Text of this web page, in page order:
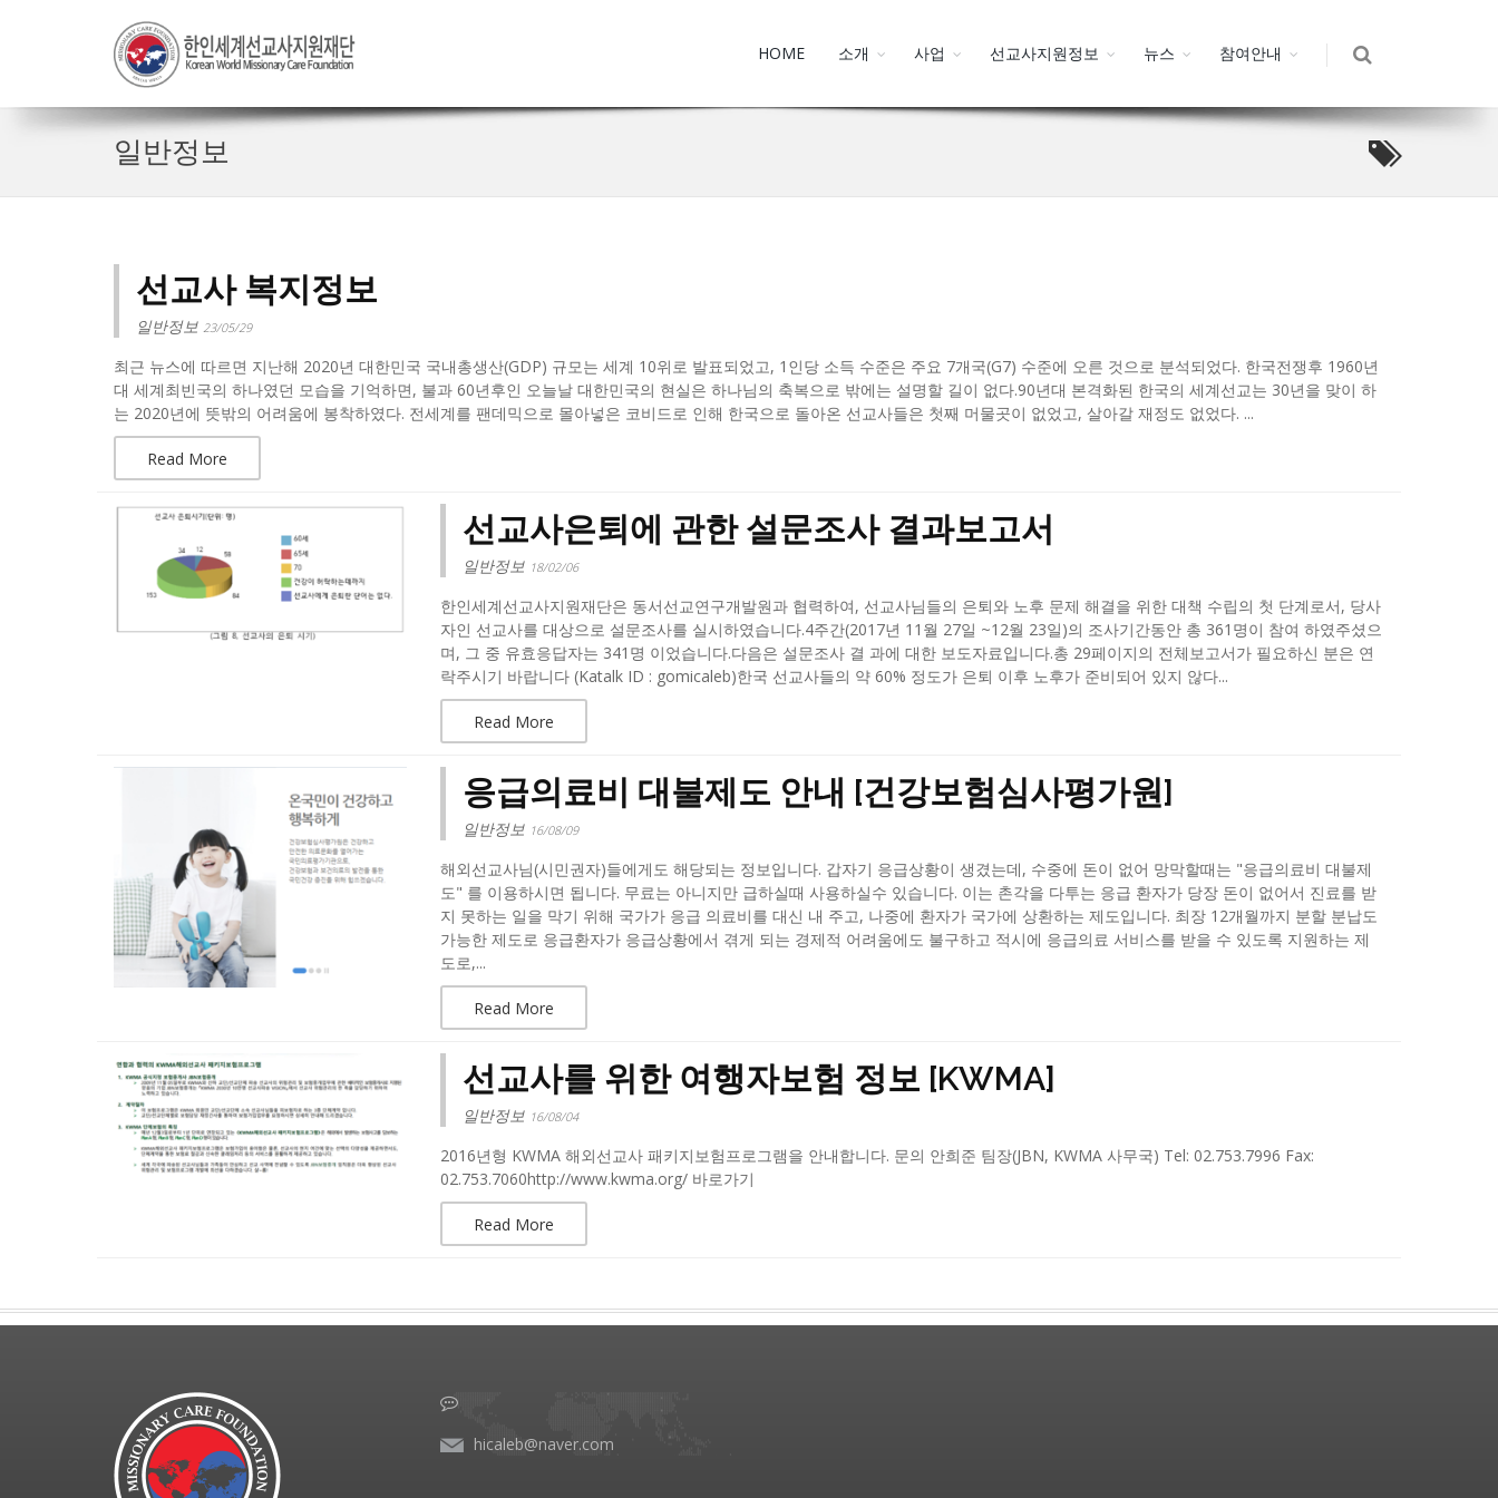
HOME 소개 사업 선교사지원정보 뉴스 참여안내
일반정보
선교사 복지정보
일반정보 23/05/29
최근 뉴스에 따르면 지난해 2020년 대한민국 국내총생산(GDP) 규모는 세계 10위로 발표되었고, 1인당 소득 수준은 주요 7개국(G7) 수준에 오른 것으로 분석되었다. 한국전쟁후 1960년
대 세계최빈국의 하나였던 모습을 기억하면, 불과 60년후인 오늘날 대한민국의 현실은 하나님의 축복으로 밖에는 설명할 길이 없다.90년대 본격화된 한국의 세계선교는 30년을 맞이 하
는 2020년에 뜻밖의 어려움에 봉착하였다. 전세계를 팬데믹으로 몰아넣은 코비드로 인해 한국으로 돌아온 선교사들은 첫째 머물곳이 없었고, 살아갈 재정도 없었다. ...
Read More
선교사은퇴에 관한 설문조사 결과보고서
일반정보 18/02/06
한인세계선교사지원재단은 동서선교연구개발원과 협력하여, 선교사님들의 은퇴와 노후 문제 해결을 위한 대책 수립의 첫 단계로서, 당사
자인 선교사를 대상으로 설문조사를 실시하였습니다.4주간(2017년 11월 27일 ~12월 23일)의 조사기간동안 총 361명이 참여 하였주셨으
며, 그 중 유효응답자는 341명 이었습니다.다음은 설문조사 결 과에 대한 보도자료입니다.총 29페이지의 전체보고서가 필요하신 분은 연
락주시기 바랍니다 (Katalk ID : gomicaleb)한국 선교사들의 약 60% 정도가 은퇴 이후 노후가 준비되어 있지 않다...
Read More
응급의료비 대불제도 안내 [건강보험심사평가원]
일반정보 16/08/09
해외선교사님(시민권자)들에게도 해당되는 정보입니다. 갑자기 응급상황이 생겼는데, 수중에 돈이 없어 망막할때는 "응급의료비 대불제
도" 를 이용하시면 됩니다. 무료는 아니지만 급하실때 사용하실수 있습니다. 이는 촌각을 다투는 응급 환자가 당장 돈이 없어서 진료를 받
지 못하는 일을 막기 위해 국가가 응급 의료비를 대신 내 주고, 나중에 환자가 국가에 상환하는 제도입니다. 최장 12개월까지 분할 분납도
가능한 제도로 응급환자가 응급상황에서 겪게 되는 경제적 어려움에도 불구하고 적시에 응급의료 서비스를 받을 수 있도록 지원하는 제
도로,...
Read More
선교사를 위한 여행자보험 정보 [KWMA]
일반정보 16/08/04
2016년형 KWMA 해외선교사 패키지보험프로그램을 안내합니다. 문의 안희준 팀장(JBN, KWMA 사무국) Tel: 02.753.7996 Fax:
02.753.7060http://www.kwma.org/ 바로가기
Read More
hicaleb@naver.com